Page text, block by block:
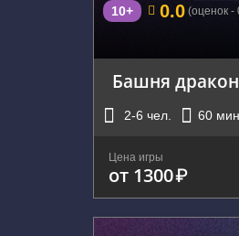
10+ 0.0 (оценок -
Башня
2-6 чел. 60 мин.
Цена игры
от 1300₽